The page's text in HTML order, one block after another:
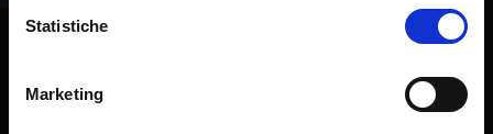
Statistiche
Marketing